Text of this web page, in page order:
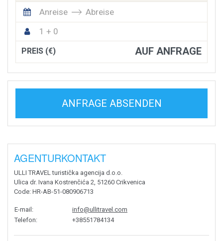
Anreise
Abreise
1 + 0
PREIS (€) AUF ANFRAGE
ANFRAGE ABSENDEN
AGENTURKONTAKT
ULLI TRAVEL turistička agencija d.o.o.
Ulica dr. Ivana Kostrenčića 2, 51260 Crikvenica
Code: HR-AB-51-080906713
E-mail :
info@ullitravel.com
Telefon: +38551784134